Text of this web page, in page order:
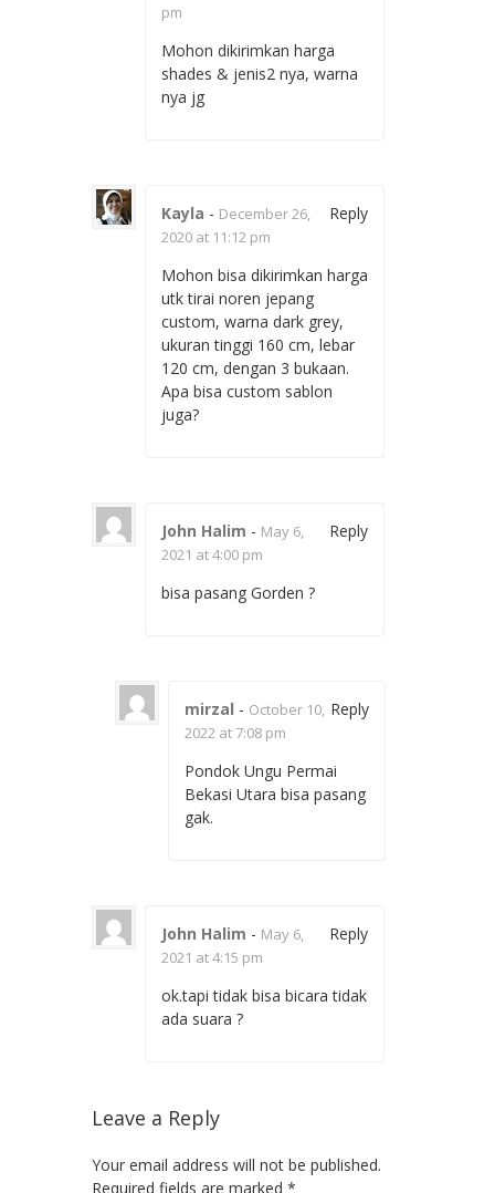
pm
Mohon dikirimkan harga
shades & jenis2 nya, warna
nya jg
Kayla - December 26,
2020 at 11:12 pm
Mohon bisa dikirimkan harga
utk tirai noren jepang
custom, warna dark grey,
ukuran tinggi 160 cm, lebar
120 cm, dengan 3 bukaan.
Apa bisa custom sablon
juga?
Reply
John Halim - May 6,
2021 at 4:00 pm
bisa pasang Gorden ?
Reply
mirzal - October 10,
2022 at 7:08 pm
Pondok Ungu Permai
Bekasi Utara bisa pasang
gak.
Reply
John Halim - May 6,
2021 at 4:15 pm
ok.tapi tidak bisa bicara tidak
ada suara ?
Reply
Leave a Reply
Your email address will not be published.
Required fields are marked *